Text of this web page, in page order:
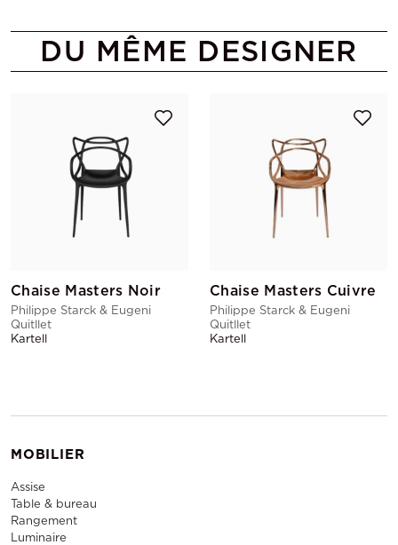
DU MÊME DESIGNER
Chaise Masters Noir
Philippe Starck & Eugeni
Quitllet
Kartell
Chaise Masters Cuivre
Philippe Starck & Eugeni
Quitllet
Kartell
MOBILIER
Assise
Table & bureau
Rangement
Luminaire